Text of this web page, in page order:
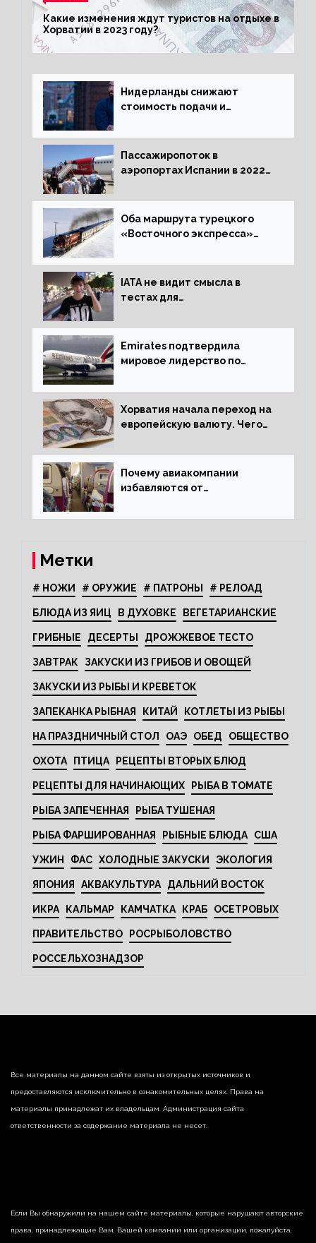
Какие изменения ждут туристов на отдыхе в
Хорватии в 2023 году?
Нидерланды снижают
стоимость подачи и
жительство
Пассажиропоток в
аэропортах Испании в 2022
процентов
Оба маршрута турецкого
«Восточного экспресса»
IATA не видит смысла в
тестах для
Emirates подтвердила
мировое лидерство по
Хорватия начала переход на
европейскую валюту. Чего
Почему авиакомпании
избавляются от
Метки
# НОЖИ # ОРУЖИЕ # ПАТРОНЫ # РЕЛОАД
БЛЮДА ИЗ ЯИЦ В ДУХОВКЕ ВЕГЕТАРИАНСКИЕ
ГРИБНЫЕ ДЕСЕРТЫ ДРОЖЖЕВОЕ ТЕСТО
ЗАВТРАК ЗАКУСКИ ИЗ ГРИБОВ И ОВОЩЕЙ
ЗАКУСКИ ИЗ РЫБЫ И КРЕВЕТОК
ЗАПЕКАНКА РЫБНАЯ КИТАЙ КОТЛЕТЫ ИЗ РЫБЫ
НА ПРАЗДНИЧНЫЙ СТОЛ ОАЭ ОБЕД ОБЩЕСТВО
ОХОТА ПТИЦА РЕЦЕПТЫ ВТОРЫХ БЛЮД
РЕЦЕПТЫ ДЛЯ НАЧИНАЮЩИХ РЫБА В ТОМАТЕ
РЫБА ЗАПЕЧЕННАЯ РЫБА ТУШЕНАЯ
РЫБА ФАРШИРОВАННАЯ РЫБНЫЕ БЛЮДА США
УЖИН ФАС ХОЛОДНЫЕ ЗАКУСКИ ЭКОЛОГИЯ
ЯПОНИЯ АКВАКУЛЬТУРА ДАЛЬНИЙ ВОСТОК
ИКРА КАЛЬМАР КАМЧАТКА КРАБ ОСЕТРОВЫХ
ПРАВИТЕЛЬСТВО РОСРЫБОЛОВСТВО
РОССЕЛЬХОЗНАДЗОР
Все материалы на данном сайте взяты из открытых источников и
предоставляются исключительно в ознакомительных целях. Права на
материалы принадлежат их владельцам. Администрация сайта
ответственности за содержание материала не несет.
Если Вы обнаружили на нашем сайте материалы, которые нарушают авторские
права, принадлежащие Вам, Вашей компании или организации, пожалуйста,